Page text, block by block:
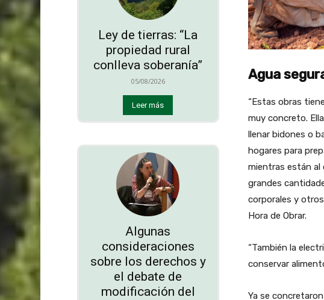
Ley de tierras: “La
propiedad rural
conlleva soberanía”
05/08/2026
Leer más
Algunas
consideraciones
sobre los derechos y
el debate de
modificación del
Agua
“Estas obras
muy concreto.
llenar bidones o
hogares para
mientras están al
grandes
corporales y
Hora de Obrar.
“También la
conservar
Ya se